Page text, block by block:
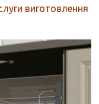
виготовлення